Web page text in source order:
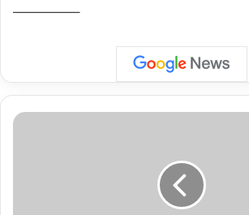
—————–
New